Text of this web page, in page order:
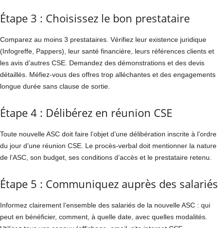
Étape 3 : Choisissez le bon prestataire
Comparez au moins 3 prestataires. Vérifiez leur existence juridique
(Infogreffe, Pappers), leur santé financière, leurs références clients et
les avis d’autres CSE. Demandez des démonstrations et des devis
détaillés. Méfiez-vous des offres trop alléchantes et des engagements
longue durée sans clause de sortie.
Étape 4 : Délibérez en réunion CSE
Toute nouvelle ASC doit faire l’objet d’une délibération inscrite à l’ordre
du jour d’une réunion CSE. Le procès-verbal doit mentionner la nature
de l’ASC, son budget, ses conditions d’accès et le prestataire retenu.
Étape 5 : Communiquez auprès des salariés
Informez clairement l’ensemble des salariés de la nouvelle ASC : qui
peut en bénéficier, comment, à quelle date, avec quelles modalités.